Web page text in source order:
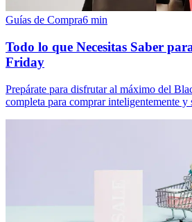
Guías de Compra6 min
Todo lo que Necesitas Saber
Friday
Prepárate para disfrutar al máximo del
completa para comprar inteligentemente y